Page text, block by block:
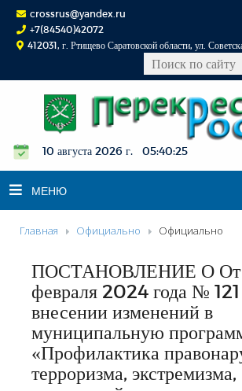
crossrus@yandex.ru
+7(84540)42072
412031, г. Ртищево Саратовской области, ул.
10 августа 2026 г. 05:40:26
МЕНЮ
ОФИЦИАЛЬНО
К СВЕДЕНИЮ
КОНКУРСЫ
ФОТОРЕПОРТАЖИ
РЕКЛАМОДАТЕЛЯМ
Главная Официально Официально
ПОСТАНОВЛЕНИЕ О От
февраля 2024 года №
внесении изменений в
муниципальную
«Профилактика
терроризма, экстремизма,